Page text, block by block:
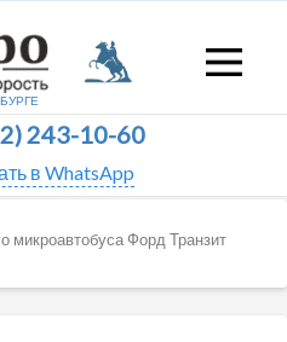
243-10-60
в WhatsApp
микроавтобуса Форд Транзит